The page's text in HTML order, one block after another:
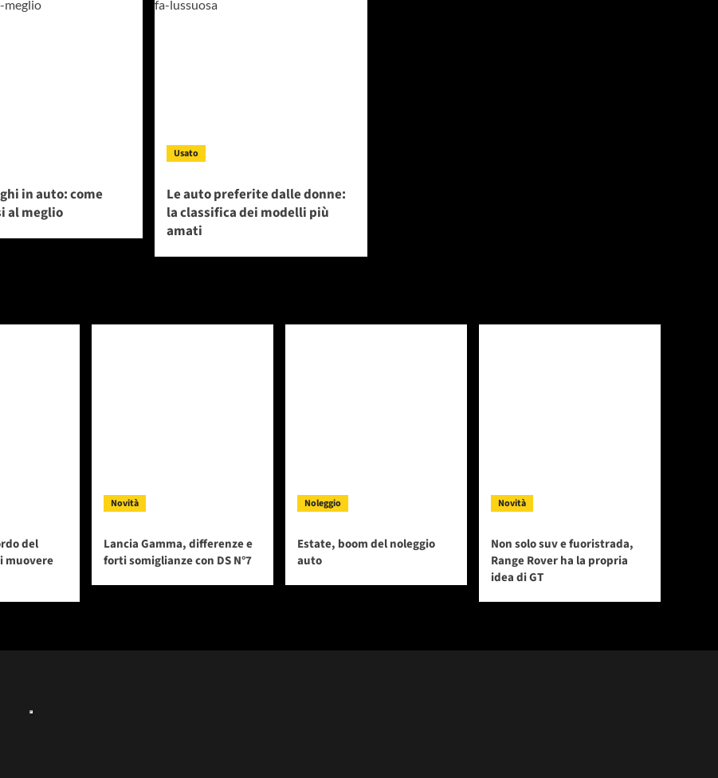
in auto: come
al meglio
Usato
Le auto preferite dalle donne:
la classifica dei modelli più
amati
del
muovere
Novità
Lancia Gamma, differenze e
forti somiglianze con DS N°7
Noleggio
Estate, boom del noleggio
auto
Novità
Non solo suv e fuoristrada,
Range Rover ha la propria
idea di GT